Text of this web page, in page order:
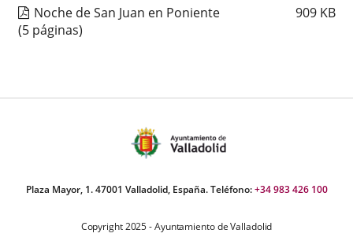
Noche de San Juan en Poniente 909 KB
(5 páginas)
Plaza Mayor, 1. 47001 Valladolid, España. Teléfono:+34 983 426 100
Copyright 2025 - Ayuntamiento de Valladolid